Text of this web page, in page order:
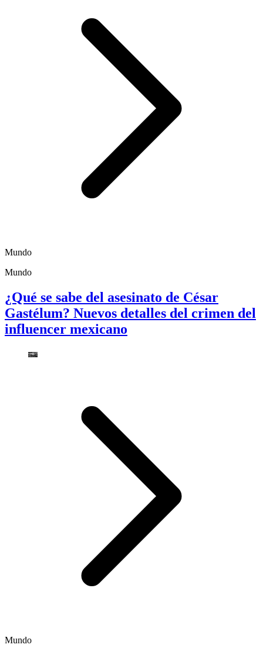
Mundo
Mundo
¿Qué se sabe del asesinato de César
Gastélum? Nuevos detalles del crimen del
influencer mexicano
Mundo